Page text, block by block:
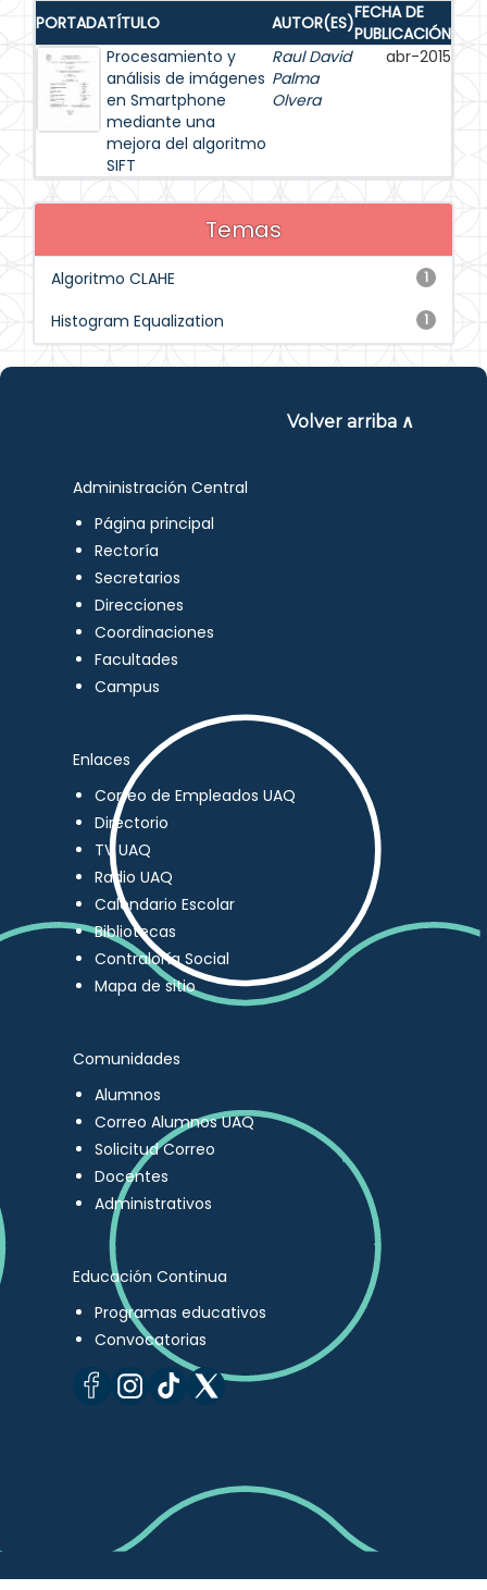
PORTADATÍTULO AUTOR(ES)FECHA DE
PUBLICACIÓN
Procesamiento y
análisis de imágenes
en Smartphone
mediante una
mejora del algoritmo
SIFT
Raul David
Palma
Olvera
abr-2015
Temas
1
Algoritmo CLAHE
1
Histogram Equalization
Volver arriba ∧
Administración Central
Página principal
Rectoría
Secretarios
Direcciones
Coordinaciones
Facultades
Campus
Enlaces
Correo de Empleados UAQ
Directorio
TV UAQ
Radio UAQ
Calendario Escolar
Bibliotecas
Contraloría Social
Mapa de sitio
Comunidades
Alumnos
Correo Alumnos UAQ
Solicitud Correo
Docentes
Administrativos
Educación Continua
Programas educativos
Convocatorias